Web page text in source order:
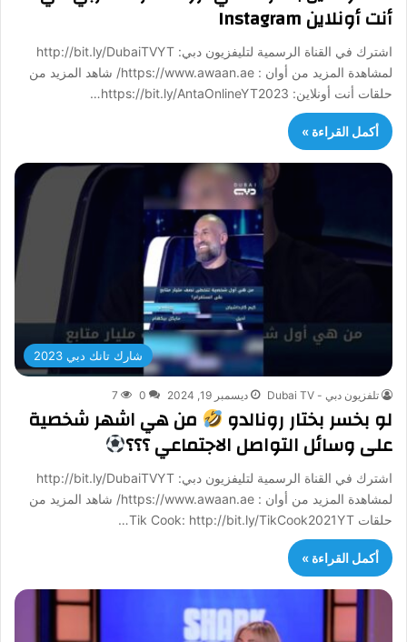
أنت أونلاين Instagram
اشترك في القناة الرسمية لتليفزيون دبي: http://bit.ly/DubaiTVYT
لمشاهدة المزيد من أوان : https://www.awaan.ae/ شاهد المزيد من
حلقات أنت أونلاين: https://bit.ly/AntaOnlineYT2023…
أكمل القراءة »
شارك تانك دبي 2023
تلفزيون دبي - Dubai TV ديسمبر 19, 2024 0
7
لو بخسر بختار رونالدو من هي اشهر شخصية
على وسائل التواصل الاجتماعي ؟؟؟
اشترك في القناة الرسمية لتليفزيون دبي: http://bit.ly/DubaiTVYT
لمشاهدة المزيد من أوان : https://www.awaan.ae/ شاهد المزيد من
حلقات Tik Cook: http://bit.ly/TikCook2021YT…
أكمل القراءة »